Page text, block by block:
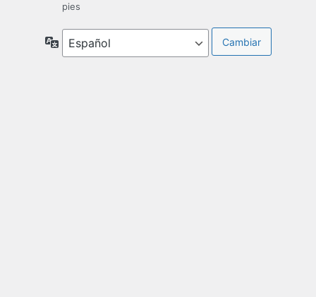
pies
Idioma